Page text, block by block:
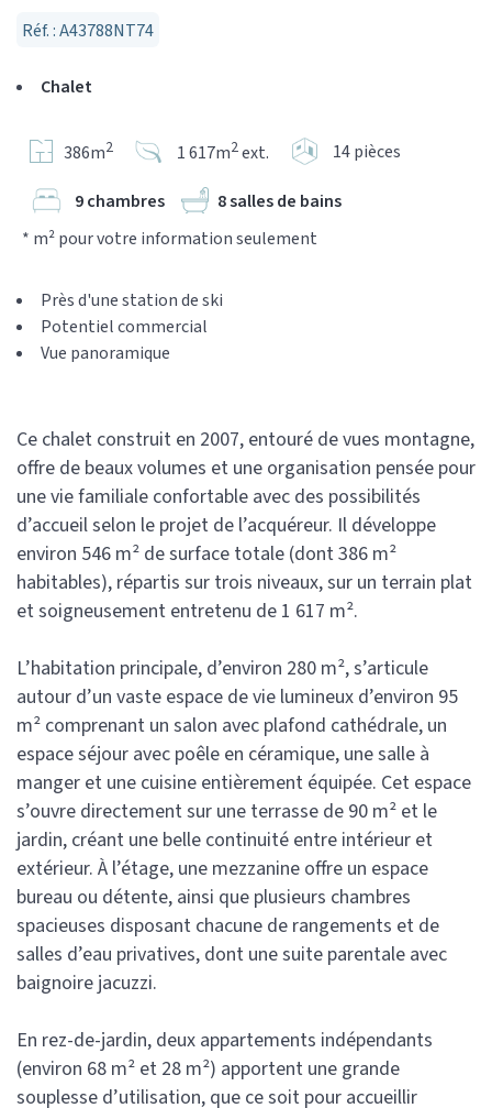
Réf. : A43788NT74
Chalet
386m2 1 617m2ext. 14 pièces
9 chambres
8 salles de bains
* m² pour votre information seulement
Près d'une station de ski
Potentiel commercial
Vue panoramique
Ce chalet construit en 2007, entouré de vues montagne,
offre de beaux volumes et une organisation pensée pour
une vie familiale confortable avec des possibilités
d’accueil selon le projet de l’acquéreur. Il développe
environ 546 m² de surface totale (dont 386 m²
habitables), répartis sur trois niveaux, sur un terrain plat
et soigneusement entretenu de 1 617 m².
L’habitation principale, d’environ 280 m², s’articule
autour d’un vaste espace de vie lumineux d’environ 95
m² comprenant un salon avec plafond cathédrale, un
espace séjour avec poêle en céramique, une salle à
manger et une cuisine entièrement équipée. Cet espace
s’ouvre directement sur une terrasse de 90 m² et le
jardin, créant une belle continuité entre intérieur et
extérieur. À l’étage, une mezzanine offre un espace
bureau ou détente, ainsi que plusieurs chambres
spacieuses disposant chacune de rangements et de
salles d’eau privatives, dont une suite parentale avec
baignoire jacuzzi.
En rez-de-jardin, deux appartements indépendants
(environ 68 m² et 28 m²) apportent une grande
souplesse d’utilisation, que ce soit pour accueillir